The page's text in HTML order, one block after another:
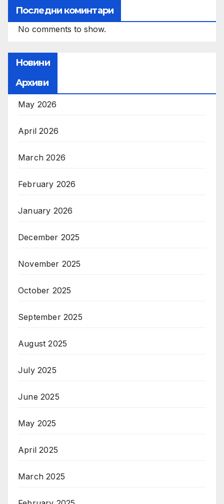
Последни коминтари
No comments to show.
Новини
Архиви
May 2026
April 2026
March 2026
February 2026
January 2026
December 2025
November 2025
October 2025
September 2025
August 2025
July 2025
June 2025
May 2025
April 2025
March 2025